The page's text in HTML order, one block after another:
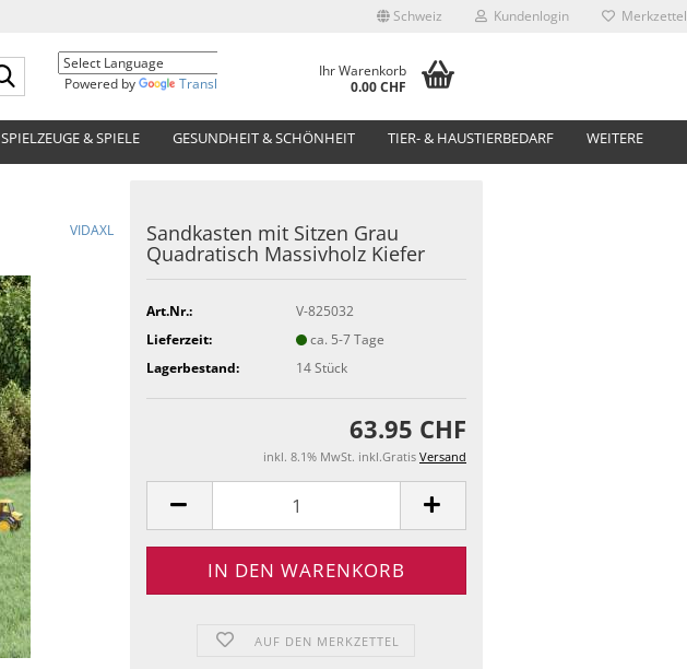
Schweiz Kundenlogin Merkzettel
Suche...
Powered by
Translate
Ihr Warenkorb
0.00 CHF
SPIELZEUGE & SPIELE GESUNDHEIT & SCHÖNHEIT TIER- & HAUSTIERBEDARF WEITERE
VIDAXL
Sandkasten mit Sitzen Grau
Quadratisch Massivholz Kiefer
Art.Nr.:
V-825032
Lieferzeit:
ca. 5-7 Tage
Lagerbestand:
14Stück
63.95 CHF
inkl. 8.1% MwSt. inkl.Gratis Versand
AUF DEN MERKZETTEL